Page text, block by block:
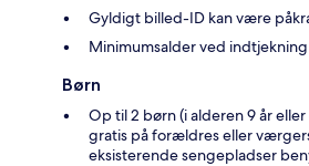
Gyldigt billed-ID kan være
Minimumsalder ved indtjekning
Børn
Op til 2 børn (i alderen 9 år
gratis på forældres eller
eksisterende sengepladser